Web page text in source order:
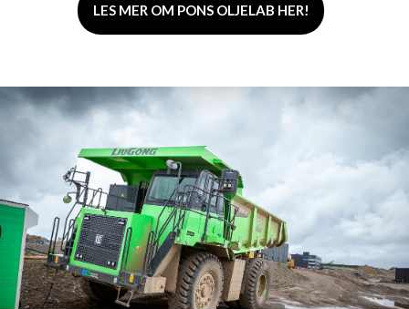
LES MER OM PONS OLJELAB HER!